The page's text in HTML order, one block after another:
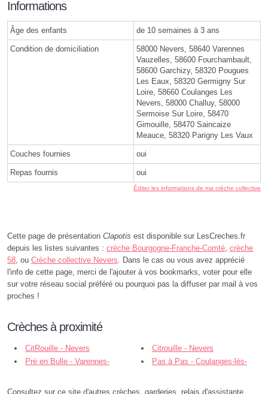
Informations
Âge des enfants de 10 semaines à 3 ans
Condition de domiciliation
58000 Nevers, 58640 Varennes
Vauzelles, 58600 Fourchambault,
58600 Garchizy, 58320 Pougues
Les Eaux, 58320 Germigny Sur
Loire, 58660 Coulanges Les
Nevers, 58000 Challuy, 58000
Sermoise Sur Loire, 58470
Gimouille, 58470 Saincaize
Meauce, 58320 Parigny Les Vaux
Couches fournies oui
Repas fournis oui
Éditer les informations de ma crèche collective
Cette page de présentation Clapotis est disponible sur LesCreches.fr
depuis les listes suivantes : crèche Bourgogne-Franche-Comté crèche
58 , ou Crèche collective Nevers . Dans le cas ou vous avez apprécié
l'info de cette page, merci de l'ajouter à vos bookmarks, voter pour elle
sur votre réseau social préféré ou pourquoi pas la diffuser par mail à vos
proches !
Crèches à proximité
CitRouille - Nevers
Citrouille - Nevers
Pré en Bulle - Varennes-
Pas à Pas - Coulanges-lès-
Consultez sur ce site d'autres crèches, garderies, relais d'assistante